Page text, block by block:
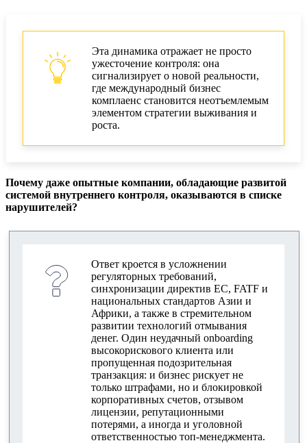
Крупнейшие штрафы и нарушения 2024–2025
Как избежать штрафов за AML в бизнесе
Автоматизация и risk-based подход в AML
Обучение персонала комплаенсу
Ключевые рекомендации для
предпринимателей
Стратегия AML-комплаенса для бизнеса 2025
Эта динамика отражает не просто
ужесточение контроля: она
сигнализирует о новой реальности,
где международный бизнес
комплаенс становится неотъемлемым
элементом стратегии выживания и
роста.
Почему даже опытные компании, обладающие развитой
системой внутреннего контроля, оказываются в списке
нарушителей?
Ответ кроется в усложнении
регуляторных требований,
синхронизации директив ЕС, FATF и
национальных стандартов Азии и
Африки, а также в стремительном
развитии технологий отмывания
денег. Один неудачный onboarding
высокорискового клиента или
пропущенная подозрительная
транзакция: и бизнес рискует не
только штрафами, но и блокировкой
корпоративных счетов, отзывом
лицензии, репутационными
потерями, а иногда и уголовной
ответственностью топ-менеджмента.